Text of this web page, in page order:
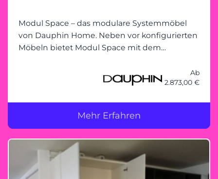
Modul Space – das modulare Systemmöbel
von Dauphin Home. Neben vor konfigurierten
Möbeln bietet Modul Space mit dem
Gestaltungsmöglichkeiten. Den Grundrahmen
– egal ob bei Schrank, Regal, Vitrine oder
Ab
2.873,00 €
Mehr Erfahren